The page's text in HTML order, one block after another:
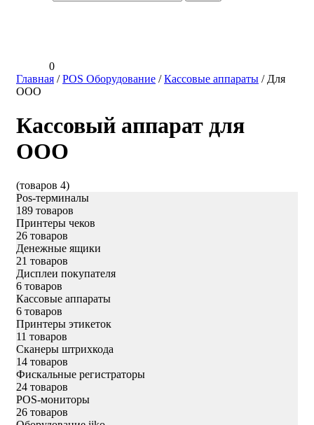
0
Главная /POS Оборудование /Кассовые аппараты / Для
ООО
Кассовый аппарат для
ООО
(товаров 4)
Pos-терминалы
189 товаров
Принтеры чеков
26 товаров
Денежные ящики
21 товаров
Дисплеи покупателя
6 товаров
Кассовые аппараты
6 товаров
Принтеры этикеток
11 товаров
Сканеры штрихкода
14 товаров
Фискальные регистраторы
24 товаров
POS-мониторы
26 товаров